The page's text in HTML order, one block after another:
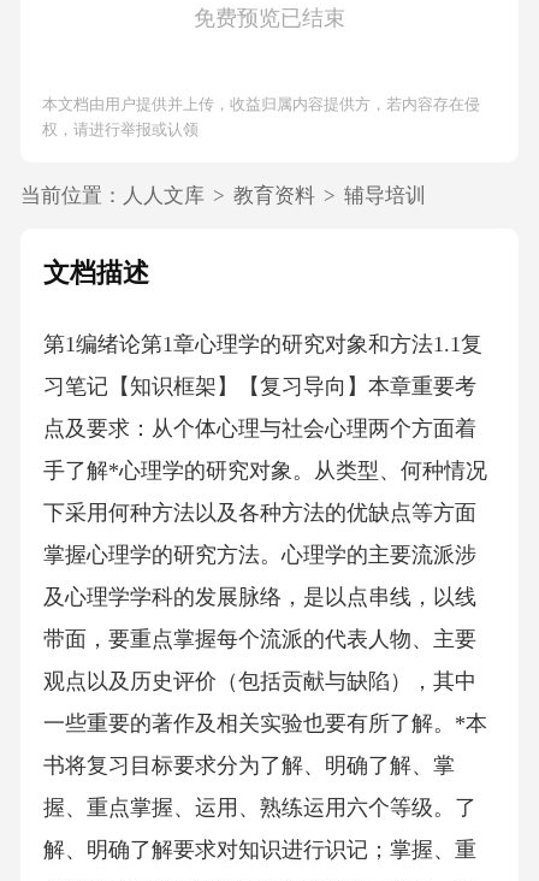
免费预览已结束
本文档由用户提供并上传，收益归属内容提供方，若内容存在侵
权，请进行举报或认领
当前位置： 人人文库 > 教育资料 > 辅导培训
文档描述
第1编绪论第1章心理学的研究对象和方法1.1复
习笔记【知识框架】【复习导向】本章重要考
点及要求：从个体心理与社会心理两个方面着
手了解*心理学的研究对象。从类型、何种情况
下采用何种方法以及各种方法的优缺点等方面
掌握心理学的研究方法。心理学的主要流派涉
及心理学学科的发展脉络，是以点串线，以线
带面，要重点掌握每个流派的代表人物、主要
观点以及历史评价（包括贡献与缺陷），其中
一些重要的著作及相关实验也要有所了解。*本
书将复习目标要求分为了解、明确了解、掌
握、重点掌握、运用、熟练运用六个等级。了
解、明确了解要求对知识进行识记；掌握、重